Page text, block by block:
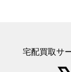
宅配買取サ